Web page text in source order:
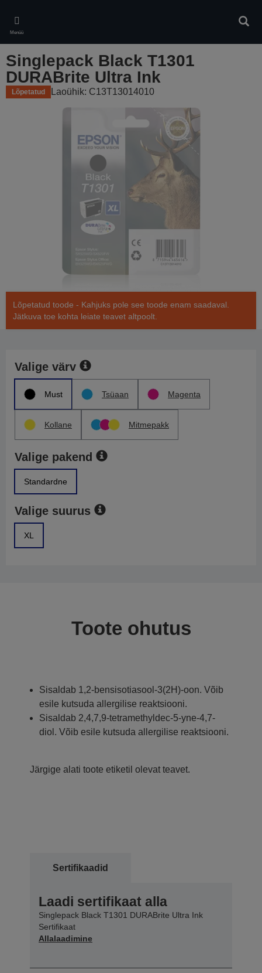
main
content
Menüü
Singlepack Black T1301
DURABrite Ultra Ink
Lõpetatud Laoühik: C13T13014010
Lõpetatud toode - Kahjuks pole see toode enam saadaval.
Jätkuva toe kohta leiate teavet altpoolt.
Valige värv
Must Tsüaan Magenta
Kollane Mitmepakk
Valige pakend
Standardne
Valige suurus
XL
Toote ohutus
Sisaldab 1,2-bensisotiasool-3(2H)-oon. Võib
esile kutsuda allergilise reaktsiooni.
Sisaldab 2,4,7,9-tetramethyldec-5-yne-4,7-
diol. Võib esile kutsuda allergilise reaktsiooni.
Järgige alati toote etiketil olevat teavet.
Sertifikaadid
Laadi sertifikaat alla
Singlepack Black T1301 DURABrite Ultra Ink
Sertifikaat
Allalaadimine